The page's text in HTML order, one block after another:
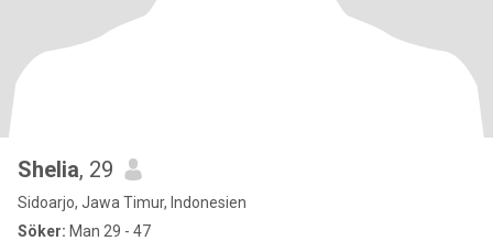
Shelia, 29
Sidoarjo, Jawa Timur, Indonesien
Söker: Man 29 - 47